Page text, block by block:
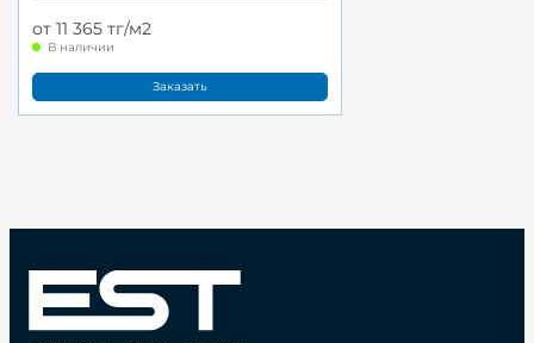
от 11 365 тг/м2
В наличии
Заказать